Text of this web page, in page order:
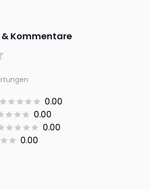
Kommentare
0.00
0.00
0.00
0.00